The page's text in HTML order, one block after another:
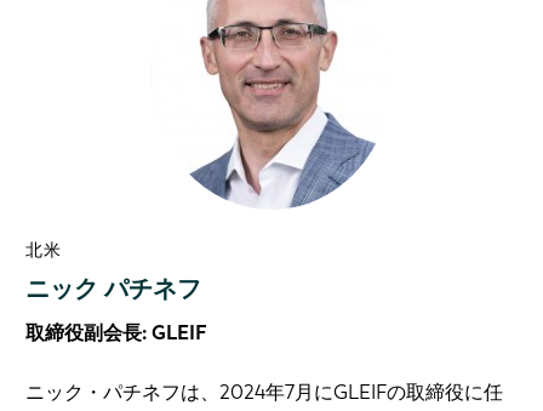
北米
ニック パチネフ
取締役副会長: GLEIF
ニック・パチネフは、2024年7月にGLEIFの取締役に任